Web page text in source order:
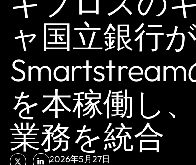
ャ国立銀行が
を本稼働し
業務を統合
2026年5月27日